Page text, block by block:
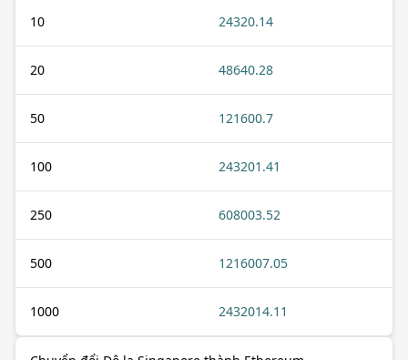
10 24320.14
20 48640.28
50 121600.7
100 243201.41
250 608003.52
500 1216007.05
1000 2432014.11